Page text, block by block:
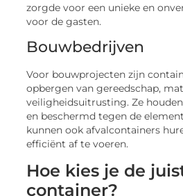
zorgde voor een unieke en
voor de gasten.
Bouwbedrijven
Voor bouwprojecten zijn
opbergen van gereedschap,
veiligheidsuitrusting. Ze
en beschermd tegen de
kunnen ook afvalcontainers
efficiënt af te voeren.
Hoe kies je de
container?